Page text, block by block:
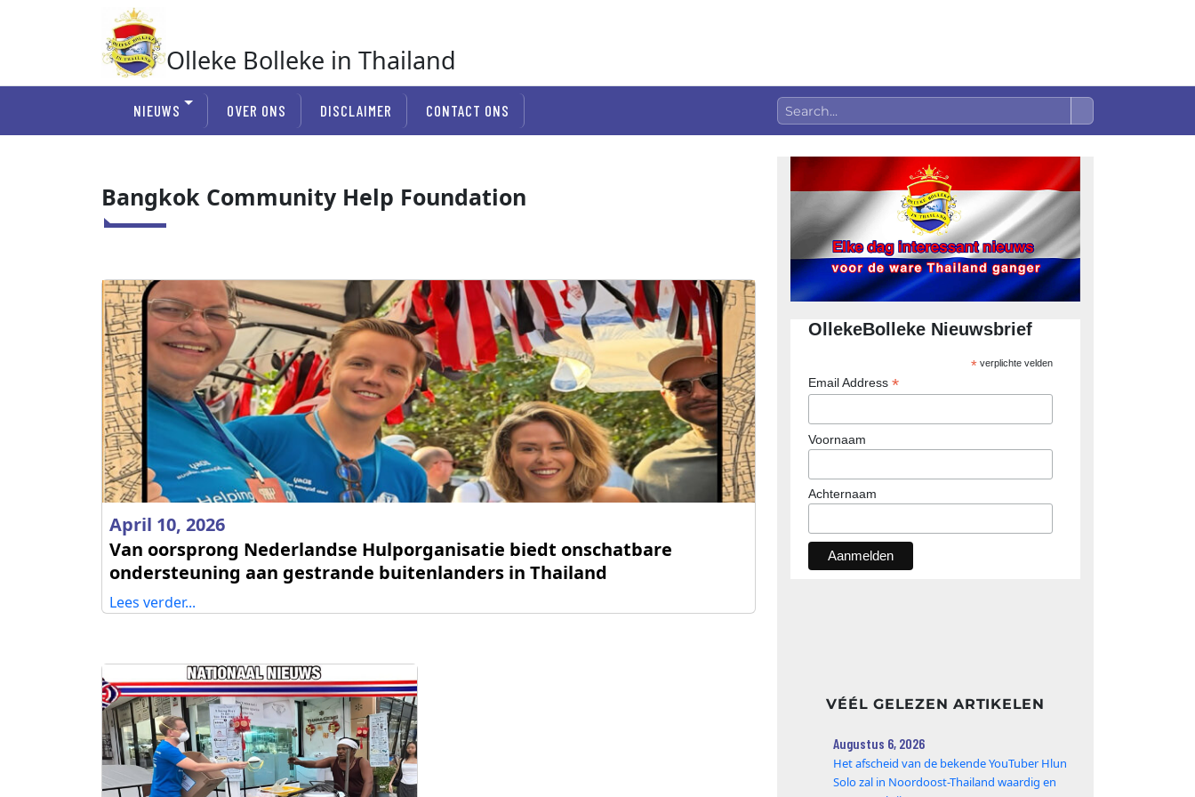
Olleke Bolleke in Thailand
NIEUWS OVER ONS DISCLAIMER CONTACT ONS
Bangkok Community Help Foundation
April 10, 2026
Van oorsprong Nederlandse Hulporganisatie biedt onschatbare
ondersteuning aan gestrande buitenlanders in Thailand
Lees verder...
OllekeBolleke Nieuwsbrief
*verplichte velden
Email Address *
Voornaam
Achternaam
VÉÉL GELEZEN ARTIKELEN
Augustus 6, 2026
Het afscheid van de bekende YouTuber Hlun
Solo zal in Noordoost-Thailand waardig en